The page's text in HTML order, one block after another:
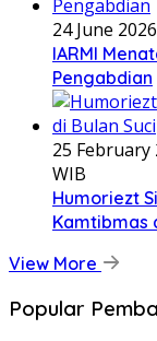
24 June
IARMI
Pengabdian
25 February
WIB
Humoriezt
Kamtibmas
View More
Popular